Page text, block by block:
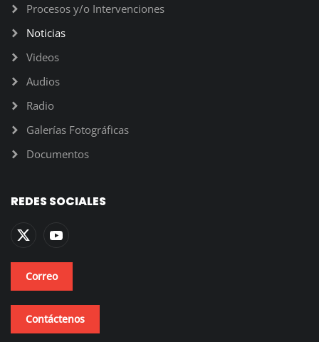
Procesos y/o Intervenciones
Noticias
Videos
Audios
Radio
Galerías Fotográficas
Documentos
REDES SOCIALES
Correo
Contáctenos